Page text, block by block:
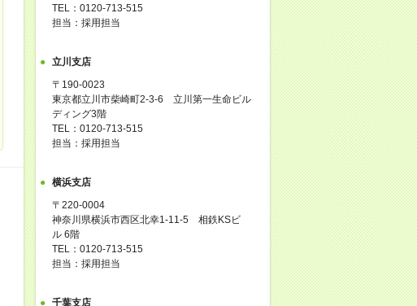
TEL：0120-713-515
担当：採用担当
立川支店
〒190-0023
東京都立川市柴崎町2-3-6 立川第一生命ビル
ディング3階
TEL：0120-713-515
担当：採用担当
横浜支店
〒220-0004
神奈川県横浜市西区北幸1-11-5 相鉄KSビ
ル 6階
TEL：0120-713-515
担当：採用担当
千葉支店